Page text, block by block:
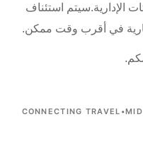
الإدارية.سيتم استئناف
في أقرب وقت ممكن.
CONNECTING TRAVEL •